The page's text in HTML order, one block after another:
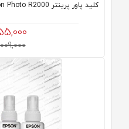
کلید پاور پرینتر Epson Photo R2000
1,009,000